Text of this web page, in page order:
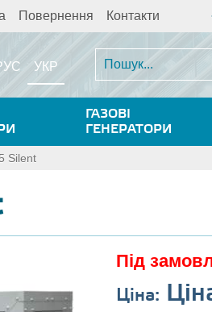
Повернення Контакти
УКР
ГАЗОВІ
ГЕНЕРАТОРИ
Silent
Під
Ціна: